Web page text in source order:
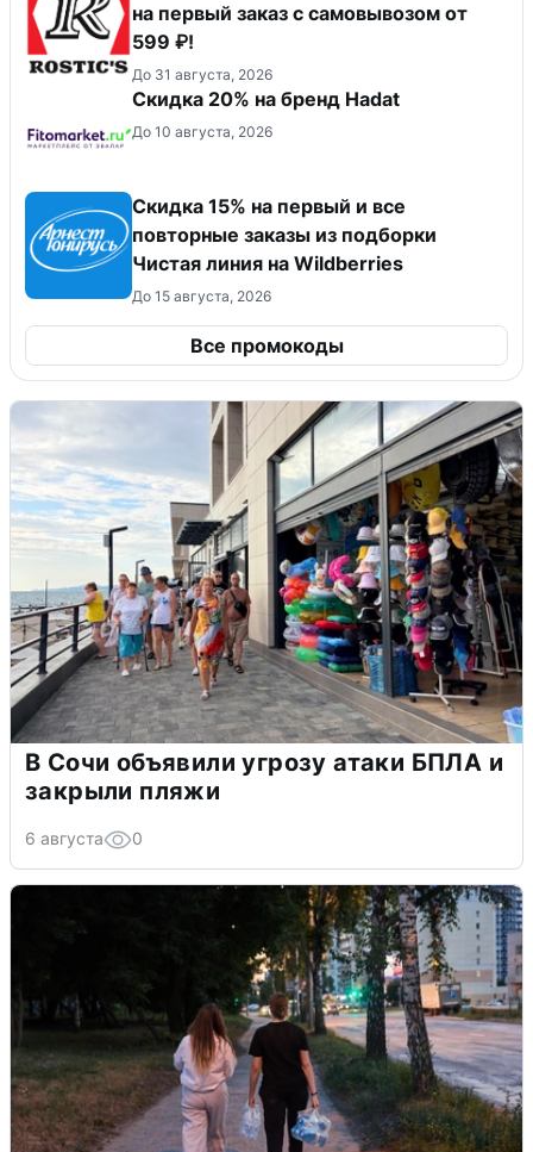
на первый заказ с самовывозом от
599 ₽!
До 31 августа, 2026
Скидка 20% на бренд Hadat
До 10 августа, 2026
Скидка 15% на первый и все
повторные заказы из подборки
Чистая линия на Wildberries
До 15 августа, 2026
Все промокоды
В Сочи объявили угрозу атаки БПЛА и
закрыли пляжи
6 августа 0